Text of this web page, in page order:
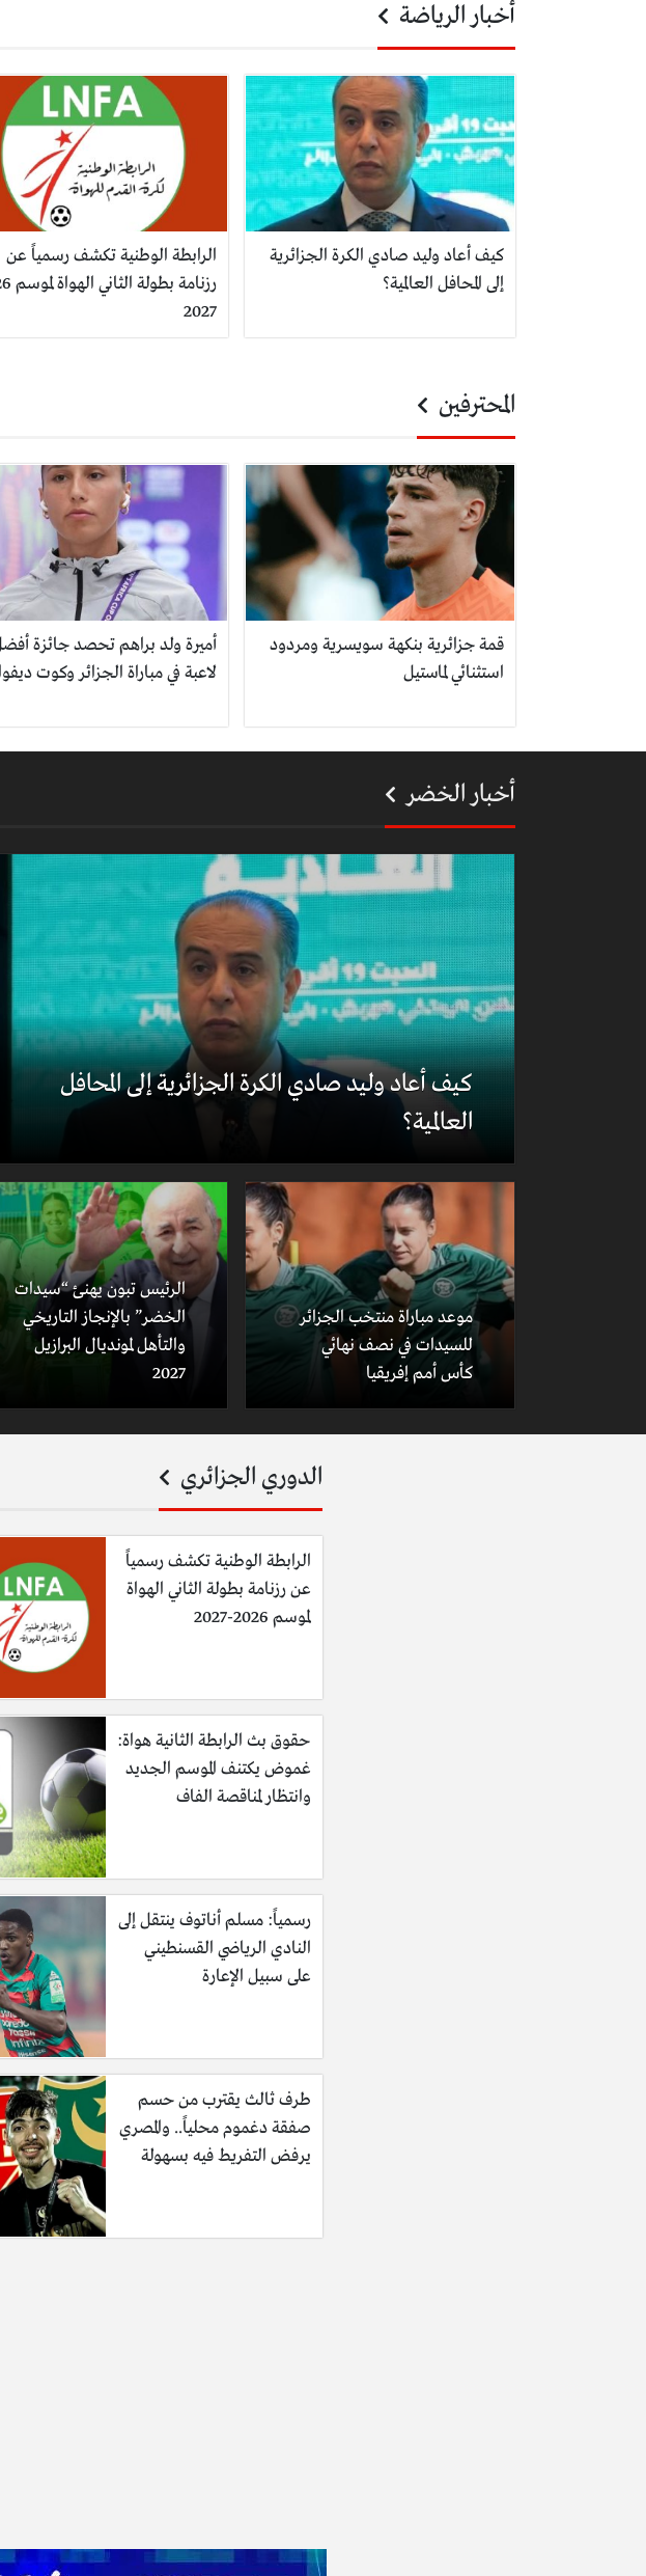
أخبار الرياضة
كيف أعاد وليد صادي الكرة الجزائرية
إلى المحافل العالمية؟
الرابطة الوطنية تكشف رسمياً عن
2027
المحترفين
قمة جزائرية بنكهة سويسرية ومردود
استثنائي لماستيل
أميرة ولد براهم تحصد جائزة
لاعبة في مباراة الجزائر وكوت
أخبار الخضر
كيف أعاد وليد صادي الكرة الجزائرية إلى المحافل
العالمية؟
موعد مباراة منتخب الجزائر
للسيدات في نصف نهائي
كأس أمم إفريقيا
الرئيس تبون يهنئ “سيدات
الخضر” بالإنجاز التاريخي
والتأهل لمونديال البرازيل
2027
الدوري الجزائري
الرابطة الوطنية تكشف رسمياً
عن رزنامة بطولة الثاني الهواة
لموسم 2026-2027
حقوق بث الرابطة الثانية هواة:
غموض يكتنف الموسم الجديد
وانتظار لمناقصة الفاف
رسمياً: مسلم أناتوف ينتقل إلى
النادي الرياضي القسنطيني
على سبيل الإعارة
طرف ثالث يقترب من حسم
صفقة دغموم محلياً.. والمصري
يرفض التفريط فيه بسهولة